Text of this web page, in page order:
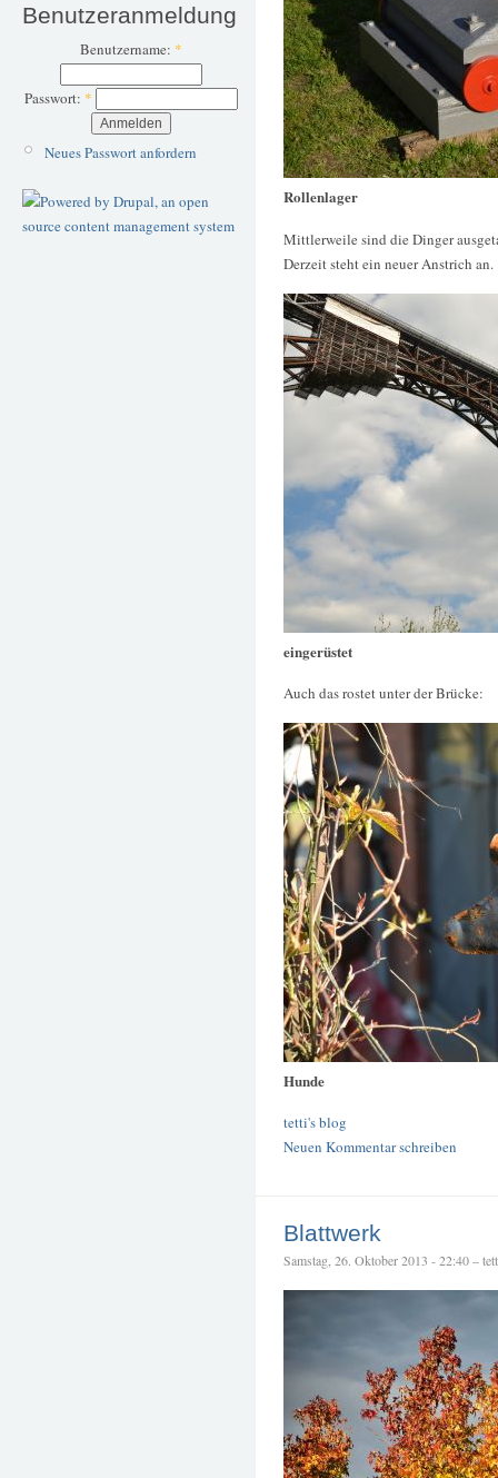
Benutzeranmeldung
Benutzername: *
Passwort: *
Neues Passwort anfordern
Rollenlager
Mittlerweile sind die Dinger
Derzeit steht ein neuer Anstrich an.
eingerüstet
Auch das rostet unter der Brücke:
Hunde
tetti's blog
Neuen Kommentar schreiben
Blattwerk
Samstag, 26. Oktober 2013 - 22:40 –